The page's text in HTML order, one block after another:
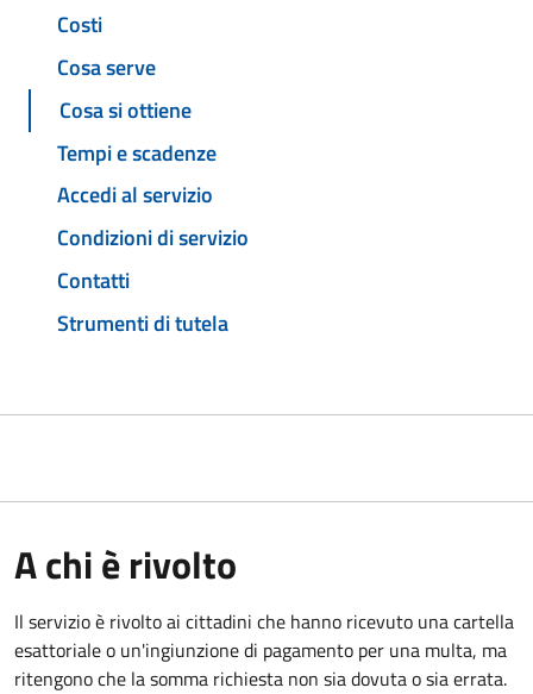
Costi
Cosa serve
Cosa si ottiene
Tempi e scadenze
Accedi al servizio
Condizioni di servizio
Contatti
Strumenti di tutela
A chi è rivolto
Il servizio è rivolto ai cittadini che hanno ricevuto una cartella
esattoriale o un'ingiunzione di pagamento per una multa, ma
ritengono che la somma richiesta non sia dovuta o sia errata.